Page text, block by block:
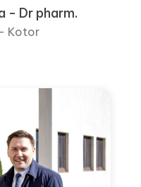
- Dr pharm.
Kotor